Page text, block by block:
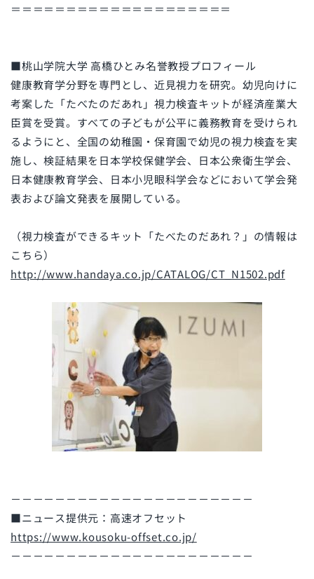
＝＝＝＝＝＝＝＝＝＝＝＝＝＝＝＝＝＝＝＝
■桃山学院大学 高橋ひとみ名誉教授プロフィール
健康教育学分野を専門とし、近見視力を研究。幼児向けに
考案した「たべたのだあれ」視力検査キットが経済産業大
臣賞を受賞。すべての子どもが公平に義務教育を受けられ
るようにと、全国の幼稚園・保育園で幼児の視力検査を実
施し、検証結果を日本学校保健学会、日本公衆衛生学会、
日本健康教育学会、日本小児眼科学会などにおいて学会発
表および論文発表を展開している。
（視力検査ができるキット「たべたのだあれ？」の情報は
こちら）
http://www.handaya.co.jp/CATALOG/CT_N1502.pdf
－－－－－－－－－－－－－－－－－－－－－－
■ニュース提供元：高速オフセット
https://www.kousoku-offset.co.jp/
－－－－－－－－－－－－－－－－－－－－－－